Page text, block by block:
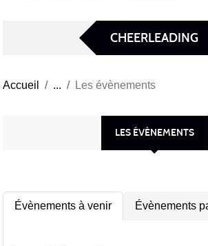
CHEERLEADING
Accueil Les évènements
LES ÉVÈNEMENTS
Évènements à venir Évènements